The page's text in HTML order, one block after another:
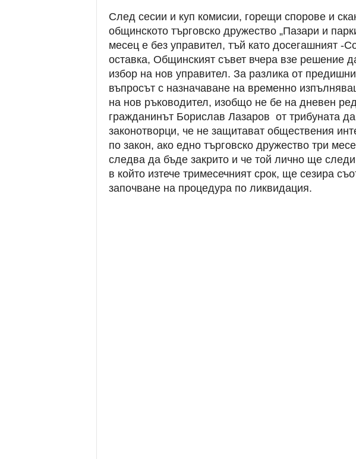
След сесии и куп комисии, горещи спорове и
общинското търговско дружество „Пазари и
месец е без управител, тъй като досегашният -
оставка, Общинският съвет вчера взе решение
избор на нов управител. За разлика от
въпросът с назначаване на временно
на нов ръководител, изобщо не бе на дневен
гражданинът Борислав Лазаров от трибуната
законотворци, че не защитават обществения
по закон, ако едно търговско дружество три
следва да бъде закрито и че той лично ще
в който изтече тримесечният срок, ще сезира
започване на процедура по ликвидация.